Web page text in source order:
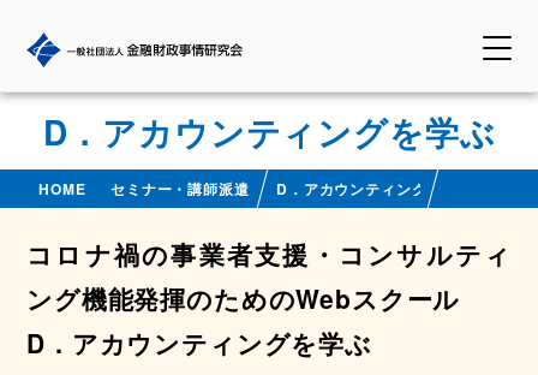
D．アカウンティングを学ぶ
HOME セミナー・講師派遣 D．アカウンティングを学ぶ
コロナ禍の事業者支援・コンサルティ
ング機能発揮のためのWebスクール
D．アカウンティングを学ぶ